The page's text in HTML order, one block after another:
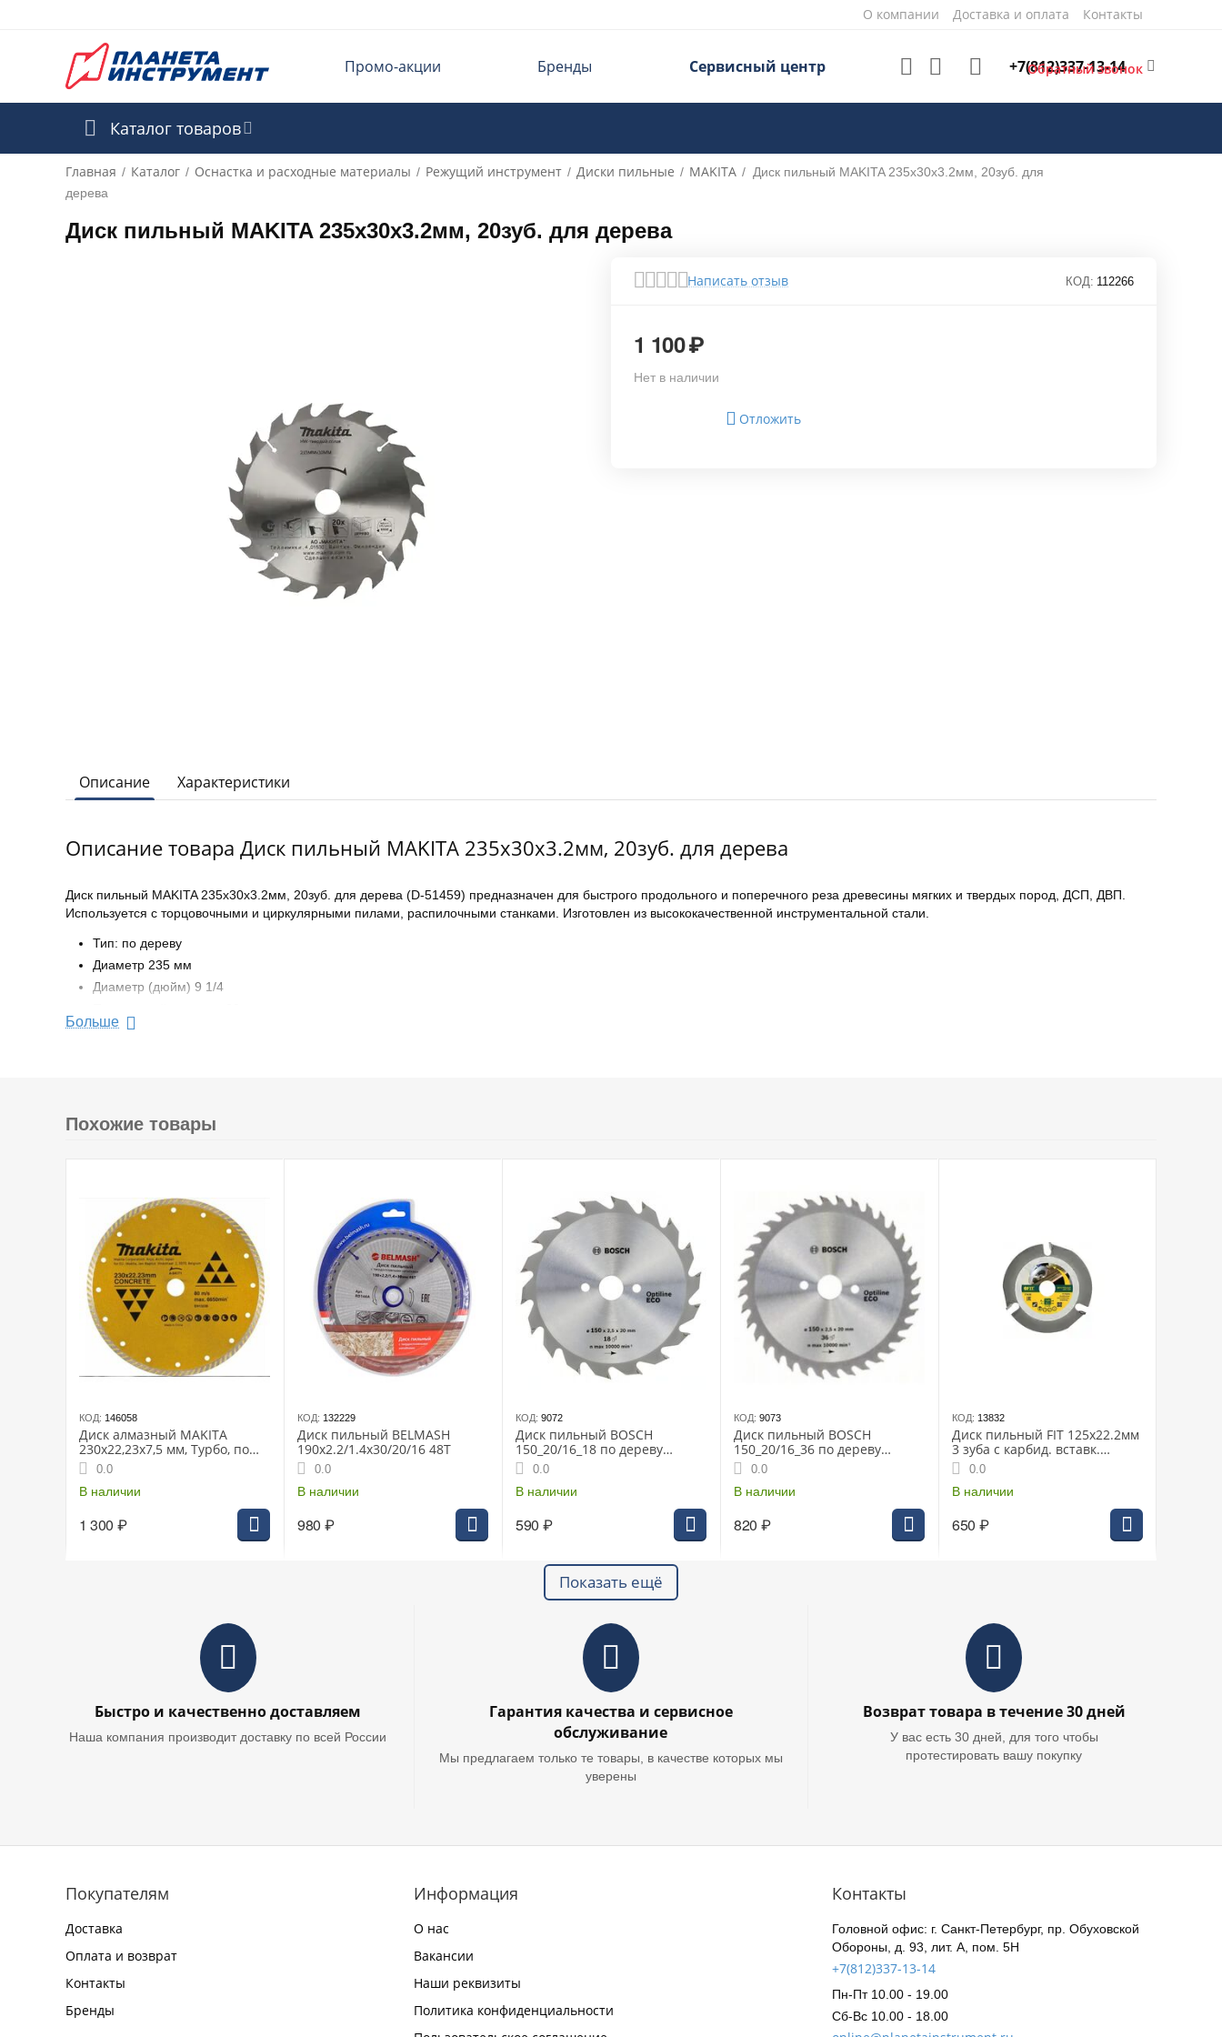
О компании Доставка и оплата Контакты
Промо-акции Бренды Сервисный центр +7(812)337-13-14
Обратный звонок
Каталог товаров
Главная / Каталог / Оснастка и расходные материалы / Режущий инструмент / Диски пильные / MAKITA / Диск пильный MAKITA 235х30х3.2мм, 20зуб. для
дерева
Диск пильный MAKITA 235х30х3.2мм, 20зуб. для дерева
Написать отзыв КОД: 112266
1 100₽
Нет в наличии
Отложить
Описание Характеристики
Описание товара Диск пильный MAKITA 235х30х3.2мм, 20зуб. для дерева
Диск пильный MAKITA 235х30х3.2мм, 20зуб. для дерева (D-51459) предназначен для быстрого продольного и поперечного реза древесины мягких и твердых пород, ДСП, ДВП.
Используется с торцовочными и циркулярными пилами, распилочными станками. Изготовлен из высококачественной инструментальной стали.
Тип: по дереву
Диаметр 235 мм
Диаметр (дюйм) 9 1/4
Толщина 1.6 мм
Max число оборотов 6500 об/мин
Больше
Похожие товары
КОД: 146058
Диск алмазный MAKITA
230x22,23x7,5 мм, Турбо, по
бетону
0.0
В наличии
1 300 ₽
КОД: 132229
Диск пильный BELMASH
190х2.2/1.4х30/20/16 48T
0.0
В наличии
980 ₽
КОД: 9072
Диск пильный BOSCH
150_20/16_18 по дереву
OPTILINE ECO (2608641783)
0.0
В наличии
590 ₽
КОД: 9073
Диск пильный BOSCH
150_20/16_36 по дереву
OPTILINE ECO (2608641784)
0.0
В наличии
820 ₽
КОД: 13832
Диск пильный FIT 125х22.2мм
3 зуба с карбид. вставк.
(37635i)
0.0
В наличии
650 ₽
Показать ещё
Быстро и качественно доставляем
Наша компания производит доставку по всей России
Гарантия качества и сервисное
обслуживание
Мы предлагаем только те товары, в качестве которых мы
уверены
Возврат товара в течение 30 дней
У вас есть 30 дней, для того чтобы
протестировать вашу покупку
Покупателям
Доставка
Оплата и возврат
Контакты
Бренды
Информация
О нас
Вакансии
Наши реквизиты
Политика конфиденциальности
Контакты
Головной офис: г. Санкт-Петербург, пр. Обуховской
Обороны, д. 93, лит. А, пом. 5Н
+7(812)337-13-14
Пн-Пт 10.00 - 19.00
Сб-Вс 10.00 - 18.00